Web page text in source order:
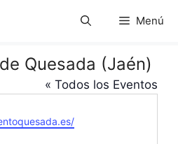
Menú
Quesada (Jaén)
« Todos los Eventos